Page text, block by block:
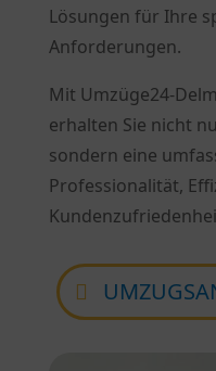
Lösungen für Ihre
Anforderungen.
Mit Umzüge24-
erhalten Sie nicht
sondern eine
Professionalität,